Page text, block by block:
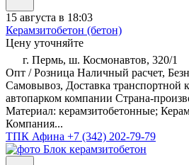
15 августа в 18:03
Керамзитобетон (бетон)
Цену уточняйте
г. Пермь, ш. Космонавтов, 320/1
Опт / Розница Наличный расчет,
Самовывоз, Доставка транспортной
автопарком компании Страна-
Материал: керамзитобетонные;
Компания...
ТПК Афина +7 (342) 202-79-79